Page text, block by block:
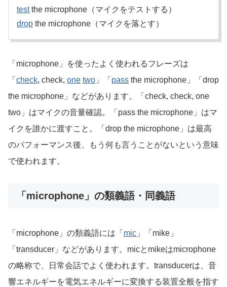
testthe microphone（マイクをテストする）
drop the microphone（マイクを落とす）
「microphone」を使ったよく使われるフレーズは
「 check, check, one two 」「 pass the microphone」「drop
the microphone」などがあります。「check, check, one
two」はマイクの音量確認。「pass the microphone」はマ
イクを誰かに渡すこと。「drop the microphone」は最高
のパフォーマンス後、もう何も言うことがないという意味
で使われます。
「microphone」の類義語・同義語
「microphone」の類義語には「 mic 」「mike」
「transducer」などがあります。micとmikeはmicrophone
の略称で、日常会話でよく使われます。transducerは、音
響エネルギーを電気エネルギーに変換する装置全般を指す